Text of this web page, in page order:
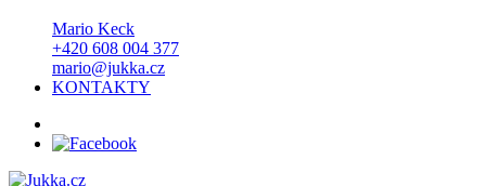
Mario Keck
+420 608 004 377
mario@jukka.cz
KONTAKTY